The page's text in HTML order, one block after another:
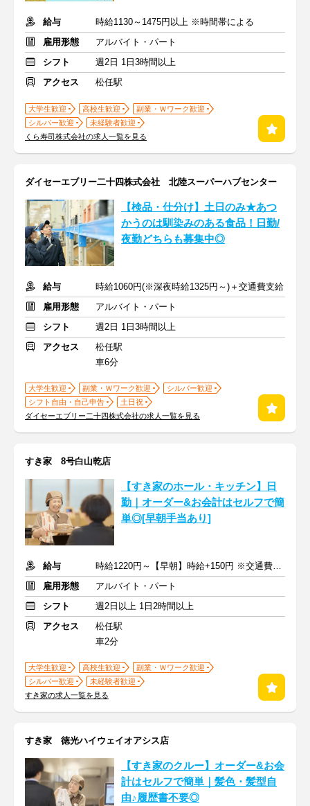
給与
時給1130～1475円以上 ※時間帯による
雇用形態
アルバイト・パート
シフト
週2日 1日3時間以上
アクセス
松任駅
大学生歓迎 高校生歓迎
副業・Ｗワーク歓迎
シルバー歓迎
未経験者歓迎
くら寿司株式会社の求人一覧を見る
ダイセーエブリー二十四株式会社 北陸スーパーハブセンター
【検品・仕分け】土日のみ★あつ
かうのは馴染みのある食品！日勤/
夜勤どちらも募集中◎
給与
時給1060円(※深夜時給1325円～)＋交通費支給
雇用形態
アルバイト・パート
シフト
週2日 1日3時間以上
アクセス
松任駅
車6分
大学生歓迎 副業・Ｗワーク歓迎
シルバー歓迎
シフト自由・自己申告
土日祝
ダイセーエブリー二十四株式会社の求人一覧を見る
すき家 8号白山乾店
【すき家のホール・キッチン】日
勤｜オーダー&お会計はセルフで簡
単◎[早朝手当あり]
給与
時給1220円～【早朝】時給+150円 ※交通費支給
雇用形態
アルバイト・パート
シフト
週2日以上 1日2時間以上
アクセス
松任駅
車2分
大学生歓迎 高校生歓迎
副業・Ｗワーク歓迎
シルバー歓迎
未経験者歓迎
すき家の求人一覧を見る
すき家 徳光ハイウェイオアシス店
【すき家のクルー】オーダー&お会
計はセルフで簡単｜髪色・髪型自
由♪履歴書不要◎